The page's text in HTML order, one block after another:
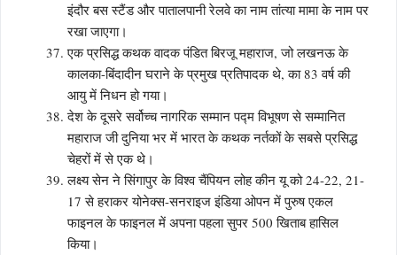
इंदौर बस स्टैंड और पातालपानी रेलवे का नाम तांत्या मामा के नाम पर
रखा जाएगा।
एक प्रसिद्ध कथक वादक पंडित बिरजू महाराज, जो लखनऊ के
कालका-बिंदादीन घराने के प्रमुख प्रतिपादक थे, का 83 वर्ष की
आयु में निधन हो गया।
देश के दूसरे सर्वोच्च नागरिक सम्मान पद्म विभूषण से सम्मानित
महाराज जी दुनिया भर में भारत के कथक नर्तकों के सबसे प्रसिद्ध
चेहरों में से एक थे।
लक्ष्य सेन ने सिंगापुर के विश्व चैंपियन लोह कीन यू को 24-22, 21-
17 से हराकर योनेक्स-सनराइज इंडिया ओपन में पुरुष एकल
फाइनल के फाइनल में अपना पहला सुपर 500 खिताब हासिल
किया।